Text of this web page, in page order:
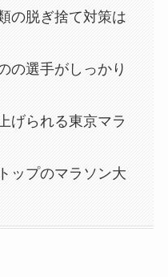
の脱ぎ捨て対策は
の選手がしっかり
げられる東京マラ
ップのマラソン大